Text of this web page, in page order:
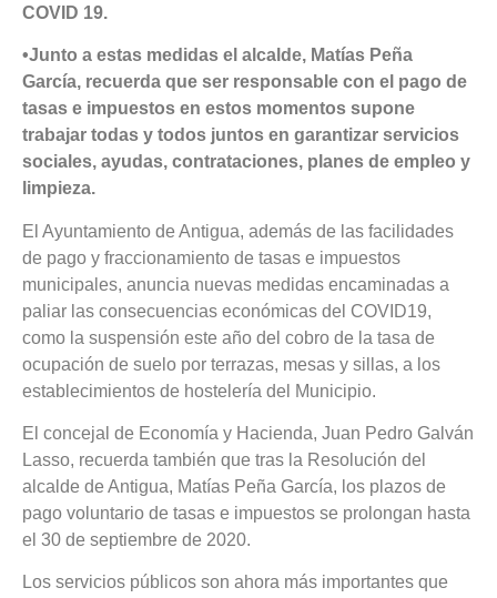
COVID 19.
•Junto a estas medidas el alcalde, Matías Peña
García, recuerda que ser responsable con el pago de
tasas e impuestos en estos momentos supone
trabajar todas y todos juntos en garantizar servicios
sociales, ayudas, contrataciones, planes de empleo y
limpieza.
El Ayuntamiento de Antigua, además de las facilidades
de pago y fraccionamiento de tasas e impuestos
municipales, anuncia nuevas medidas encaminadas a
paliar las consecuencias económicas del COVID19,
como la suspensión este año del cobro de la tasa de
ocupación de suelo por terrazas, mesas y sillas, a los
establecimientos de hostelería del Municipio.
El concejal de Economía y Hacienda, Juan Pedro Galván
Lasso, recuerda también que tras la Resolución del
alcalde de Antigua, Matías Peña García, los plazos de
pago voluntario de tasas e impuestos se prolongan hasta
el 30 de septiembre de 2020.
Los servicios públicos son ahora más importantes que